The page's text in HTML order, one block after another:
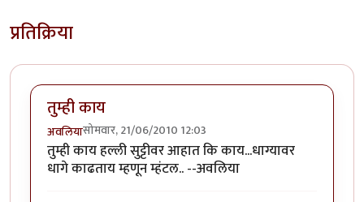
प्रतिक्रिया
तुम्ही काय
अवलियासोमवार, 21/06/2010 12:03
तुम्ही काय हल्ली सुट्टीवर आहात कि काय...धाग्यावर
धागे काढताय म्हणून म्हंटल.. --अवलिया